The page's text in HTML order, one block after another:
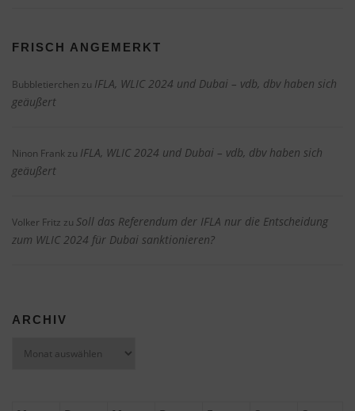
FRISCH ANGEMERKT
Bubbletierchen zu IFLA, WLIC 2024 und Dubai – vdb, dbv haben sich
geäußert
Ninon Frank zu IFLA, WLIC 2024 und Dubai – vdb, dbv haben sich
geäußert
Volker Fritz zu Soll das Referendum der IFLA nur die Entscheidung
zum WLIC 2024 für Dubai sanktionieren?
ARCHIV